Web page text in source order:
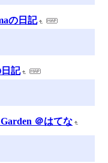
の日記
記
＠はてな